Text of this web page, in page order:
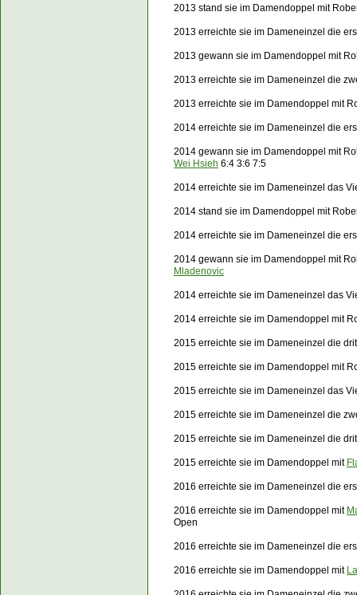
2013 stand sie im Damendoppel mit
2013 erreichte sie im Dameneinzel die
2013 gewann sie im Damendoppel mit
2013 erreichte sie im Dameneinzel die
2013 erreichte sie im Damendoppel mit
2014 erreichte sie im Dameneinzel die
2014 gewann sie im Damendoppel mit
Wei Hsieh 6:4 3:6 7:5
2014 erreichte sie im Dameneinzel das
2014 stand sie im Damendoppel mit
2014 erreichte sie im Dameneinzel die
2014 gewann sie im Damendoppel mit
Mladenovic
2014 erreichte sie im Dameneinzel das
2014 erreichte sie im Damendoppel mit
2015 erreichte sie im Dameneinzel die
2015 erreichte sie im Damendoppel mit
2015 erreichte sie im Dameneinzel das
2015 erreichte sie im Dameneinzel die
2015 erreichte sie im Dameneinzel die
2015 erreichte sie im Damendoppel mit
2016 erreichte sie im Dameneinzel die
2016 erreichte sie im Damendoppel mit
Open
2016 erreichte sie im Dameneinzel die
2016 erreichte sie im Damendoppel mit